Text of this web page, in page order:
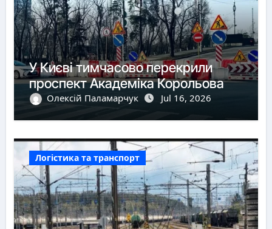
У Києві тимчасово перекрили
проспект Академіка Корольова
Олексій Паламарчук Jul 16, 2026
Логістика та транспорт